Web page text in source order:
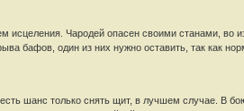
исцеления. Чародей опасен своими станами, во
бафов, один из них нужно оставить, так как
шанс только снять щит, в лучшем случае. В